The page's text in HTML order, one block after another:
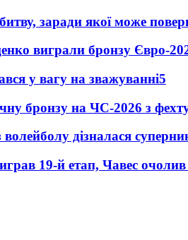
заради якої може
виграли бронзу Євро-
у вагу на зважуванні5
бронзу на ЧС-2026 з
дізналася
19-й етап, Чавес